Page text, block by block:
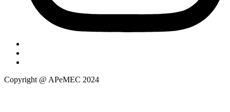
Copyright @ APeMEC 2024